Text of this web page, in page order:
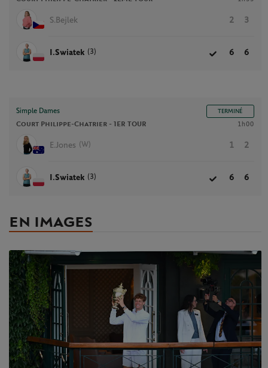
S.Bejlek 2 3
I.Swiatek (3) 6 6
Simple Dames TERMINÉ
Court Philippe-Chatrier - 1ER TOUR 1h00
E.Jones (W) 1 2
I.Swiatek (3) 6 6
EN IMAGES